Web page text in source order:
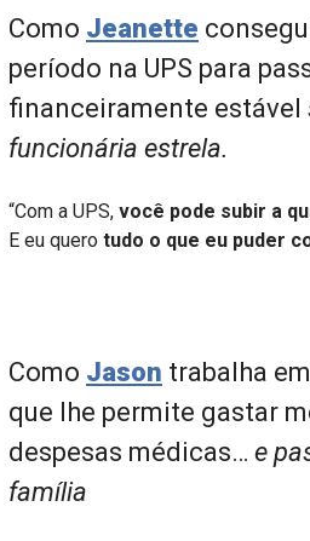
Como Jeanette
período na UPS para
financeiramente estável
funcionária estrela.
“Com a UPS, você pode subir a
E eu quero tudo o que eu puder
Como Jason trabalha
que lhe permite gastar
despesas médicas… e
família